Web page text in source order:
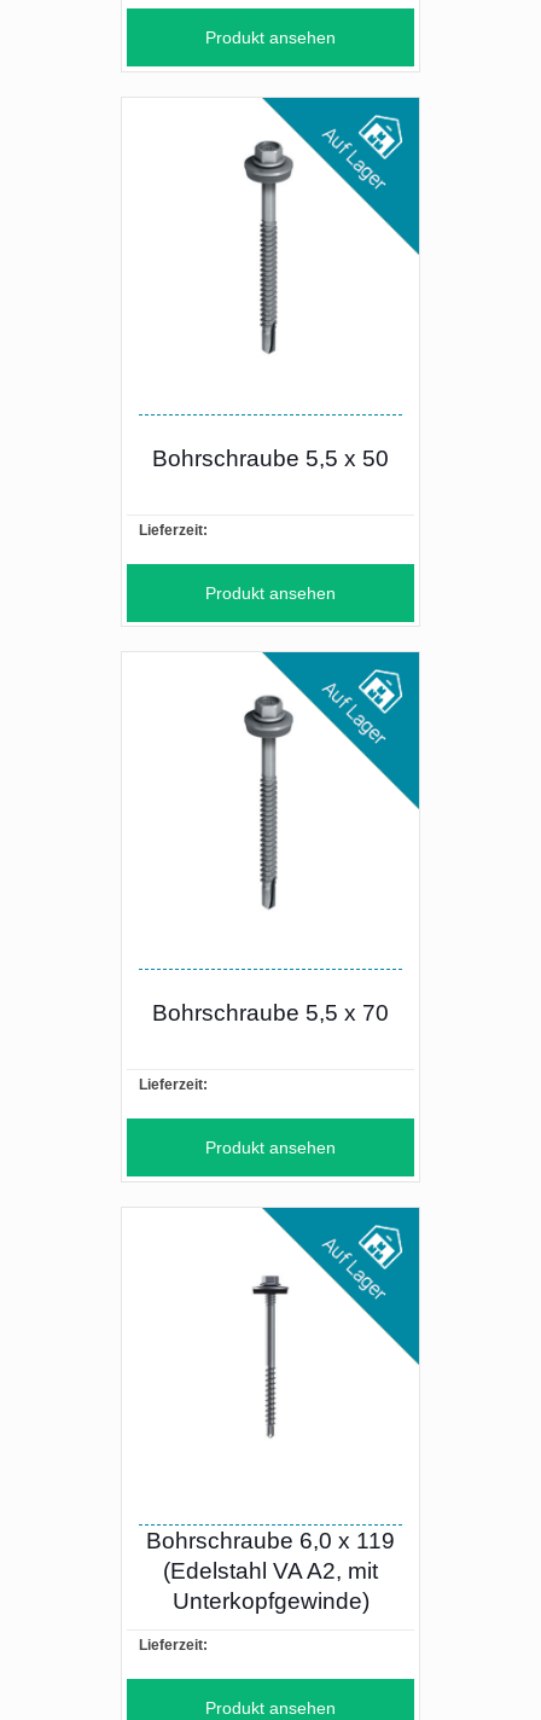
Produkt ansehen
Bohrschraube 5,5 x 50
Lieferzeit:
Produkt ansehen
Bohrschraube 5,5 x 70
Lieferzeit:
Produkt ansehen
Bohrschraube 6,0 x 119
(Edelstahl VA A2, mit
Unterkopfgewinde)
Lieferzeit:
Produkt ansehen